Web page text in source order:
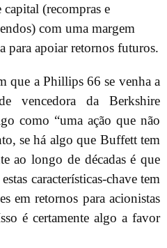
(recompras e
com uma margem
para apoiar retornos futuros.
que a Phillips 66 se venha a
vencedora da Berkshire
como “uma ação que não
se há algo que Buffett tem
ao longo de décadas é que
características-chave tem
em retornos para acionistas
é certamente algo a favor